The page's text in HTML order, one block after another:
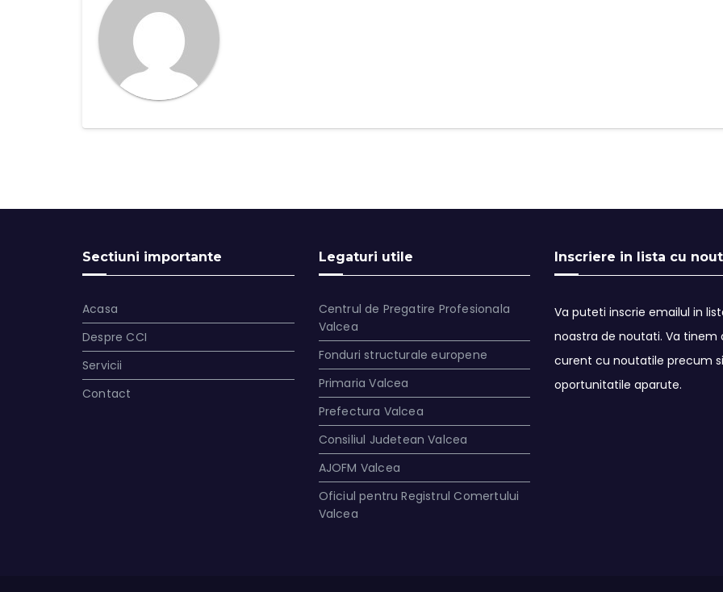
Sectiuni importante
Acasa
Despre CCI
Servicii
Contact
Legaturi utile
Centrul de Pregatire Profesionala
Valcea
Fonduri structurale europene
Primaria Valcea
Prefectura Valcea
Consiliul Judetean Valcea
AJOFM Valcea
Oficiul pentru Registrul Comertului
Valcea
Inscriere in lista cu
Va puteti inscrie emailul in
noastra de noutati. Va tinem
curent cu noutatile precum si
oportunitatile aparute.